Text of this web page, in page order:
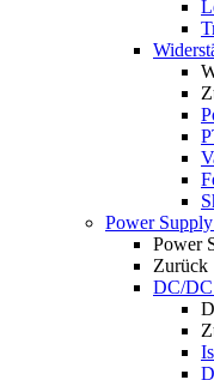
Power
Power
Zurück
DC/DC